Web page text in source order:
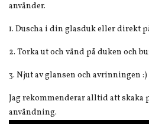
använder.
1. Duscha i din glasduk eller direkt
2. Torka ut och vänd på duken och
3. Njut av glansen och avrinningen :)
Jag rekommenderar alltid att skaka
användning.